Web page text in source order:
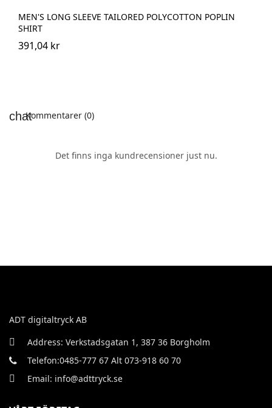
MEN'S LONG SLEEVE TAILORED POLYCOTTON POPLIN
SHIRT
391,04 kr
Kommentarer (0)
Det finns inga kundrecensioner just nu.
ADT digitaltryck AB
Address: Verkstadsgatan 1, 387 36 Borgholm
Telefon:0485-777 67 Alt 073-918 60 70
Email: info@adttryck.se